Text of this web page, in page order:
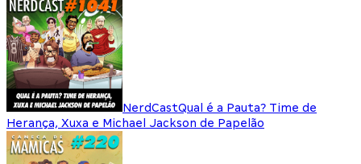
NerdCastQual é a Pauta? Time de
Herança, Xuxa e Michael Jackson de Papelão